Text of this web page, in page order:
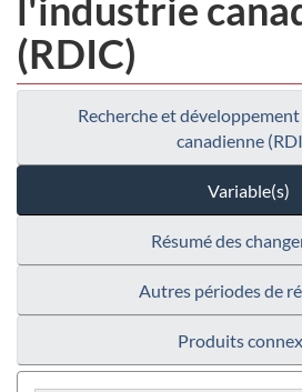
l'industrie
(RDIC)
Recherche et
canadienne
Variable(s)
Résumé des
Autres périodes de
Produits